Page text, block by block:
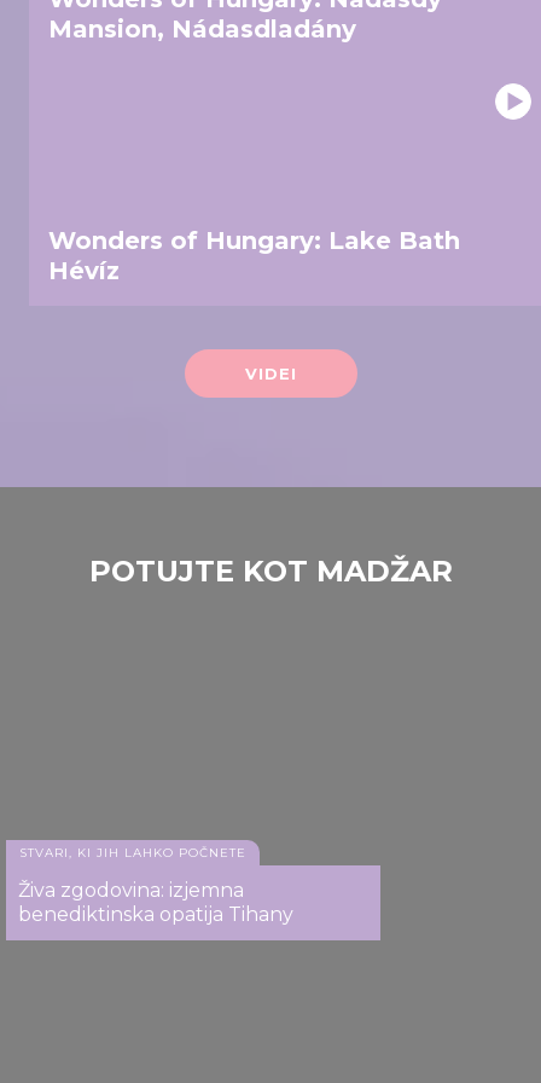
our social media, advertising and analytics partners who
may combine it with other information that you’ve
Mansion, Nádasdladány
Wonders of Hungary: Lake Bath
Hévíz
VIDEI
POTUJTE KOT MADŽAR
STVARI, KI JIH LAHKO POČNETE
Živa zgodovina: izjemna
benediktinska opatija Tihany